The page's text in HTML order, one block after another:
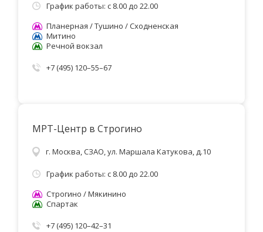
График работы: с 8.00 до 22.00
Планерная / Тушино / Сходненская
Митино
Речной вокзал
+7 (495) 120–55–67
МРТ-Центр в Строгино
г. Москва, СЗАО, ул. Маршала Катукова, д.10
График работы: с 8.00 до 22.00
Строгино / Мякинино
Спартак
+7 (495) 120–42–31